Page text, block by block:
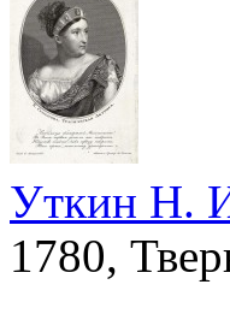
Уткин Н.
1780,